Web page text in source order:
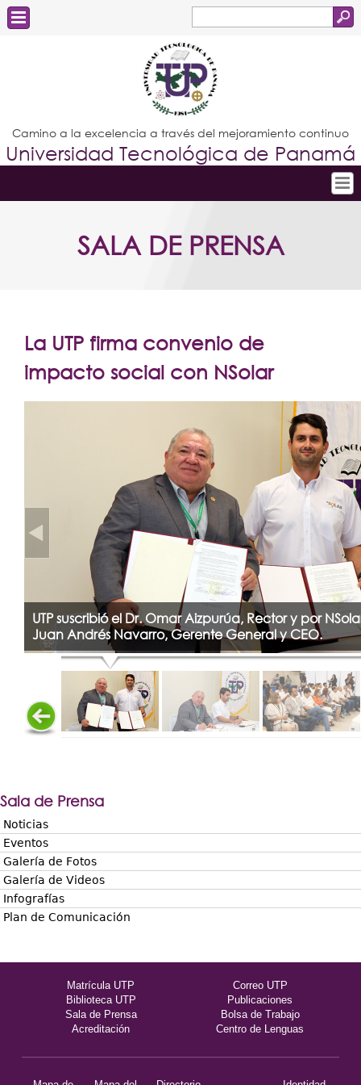
de
búsqueda
Estudiantes
Docentes
Administrativos
Graduados
Camino a la excelencia a través del mejoramiento continuo
Universidad Tecnológica de Panamá
Conoce la UTP
Extensión
Servicios
Internacional
Transparencia
SALA DE PRENSA
La UTP firma convenio de
impacto social con NSolar
UTP suscribió el Dr. Omar Aizpurúa, Rector y por
Juan Andrés Navarro, Gerente General y CEO.
Sala de Prensa
Noticias
Eventos
Galería de Fotos
Galería de Videos
Infografías
Plan de Comunicación
Matrícula UTP
Correo UTP
Biblioteca UTP
Publicaciones
Sala de Prensa
Bolsa de Trabajo
Acreditación
Centro de Lenguas